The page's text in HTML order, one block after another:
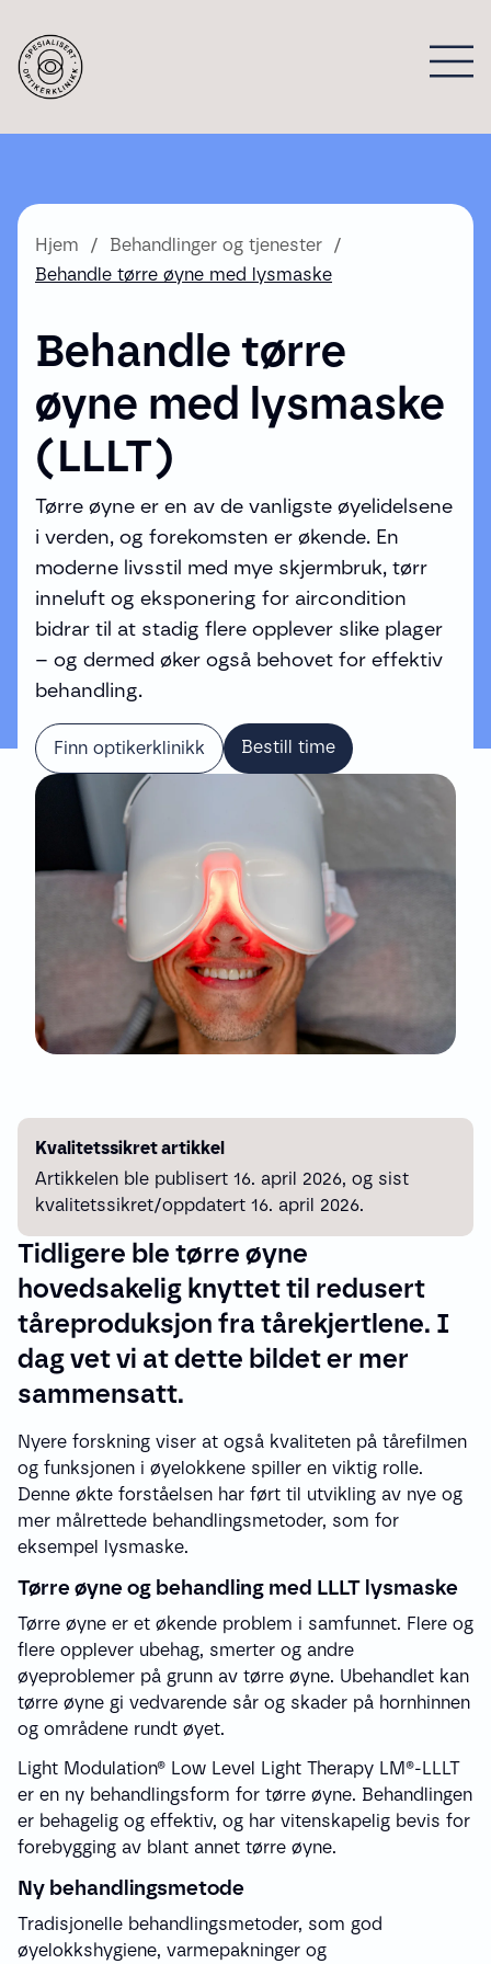
Hjem
Behandlinger og tjenester
Behandle tørre øyne med lysmaske
Behandle tørre
øyne med lysmaske
(LLLT)
Tørre øyne er en av de vanligste øyelidelsene
i verden, og forekomsten er økende. En
moderne livsstil med mye skjermbruk, tørr
inneluft og eksponering for aircondition
bidrar til at stadig flere opplever slike plager
– og dermed øker også behovet for effektiv
behandling.
Finn optikerklinikk Bestill time
Tidligere ble tørre øyne
hovedsakelig knyttet til redusert
tåreproduksjon fra tårekjertlene. I
dag vet vi at dette bildet er mer
sammensatt.
Nyere forskning viser at også kvaliteten på tårefilmen
og funksjonen i øyelokkene spiller en viktig rolle.
Denne økte forståelsen har ført til utvikling av nye og
mer målrettede behandlingsmetoder, som for
eksempel lysmaske.
Tørre øyne og behandling med LLLT lysmaske
Tørre øyne er et økende problem i samfunnet. Flere og
flere opplever ubehag, smerter og andre
øyeproblemer på grunn av tørre øyne. Ubehandlet kan
tørre øyne gi vedvarende sår og skader på hornhinnen
og områdene rundt øyet.
Light Modulation® Low Level Light Therapy LM®-LLLT
er en ny behandlingsform for tørre øyne. Behandlingen
er behagelig og effektiv, og har vitenskapelig bevis for
forebygging av blant annet tørre øyne.
Ny behandlingsmetode
Tradisjonelle behandlingsmetoder, som god
øyelokkshygiene, varmepakninger og
Kvalitetssikret artikkel
Artikkelen ble publisert 16. april 2026, og sist
kvalitetssikret/oppdatert 16. april 2026.